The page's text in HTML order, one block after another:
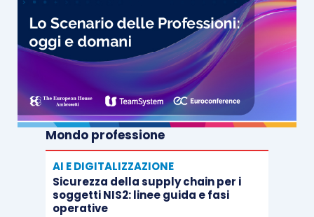
Mondo professione
AI E DIGITALIZZAZIONE
Sicurezza della supply chain per i
soggetti NIS2: linee guida e fasi
operative